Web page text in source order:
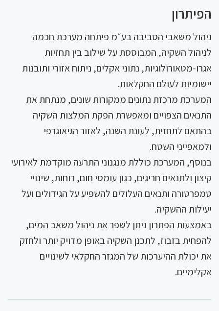
הפיתרון
ניהול משאבי הסביבה בע״מ פיתחה מערכת חכמה
לניהול השקיה, המבוססת על שילוב בין תחזיות
אגרו-מטאורולוגיות, נתוני אקלים, ניתוח אזורי ותובנות
יישומיות לעולם החקלאות.
המערכת מרכזת נתונים ממקורות שונים, מנתחת את
התנאים הצפויים ומאפשרת הפקת המלצות השקיה
בהתאם לתחזית, לעונת השנה, לאזור הגיאוגרפי
ולמאפייני השטח.
בנוסף, המערכת כוללת מנגנוני התרעה מוקדמת לאירועי
קיצון ולתנאים חריגים, כגון עומסי חום, רוחות, שינויי
טמפרטורה ותנאים העלולים להשפיע על הגידולים ועל
יעילות ההשקיה.
באמצעות הפתרון ניתן לשפר את ניהול משאב המים,
להפחית בזבוז, לתכנן השקיה באופן מדויק יותר ולחזק
את יכולת ההיערכות של המגזר החקלאי לשינויים
אקלימיים.